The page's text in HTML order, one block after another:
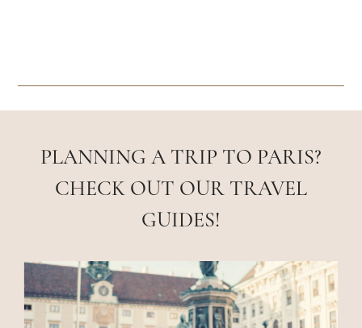
PLANNING A TRIP TO PARIS?
CHECK OUT OUR TRAVEL
GUIDES!